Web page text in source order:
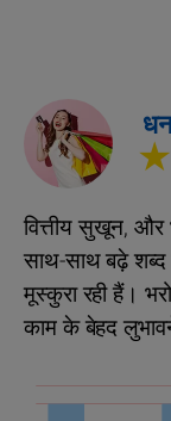
वित्तीय सुखून,
साथ-साथ बढ़े
मूस्कुरा रही हैं।
काम के बेहद